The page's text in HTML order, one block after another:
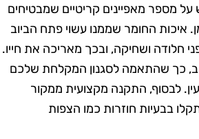
מאפיינים קריטיים שמבטיחים
החומר שממנו עשוי פתח הביוב
ושחיקה, ובכך מאריכה את חייו.
שהתאמה לסגנון המקלחת שלכם
לבסוף, התקנה מקצועית ממקור
חוזרות כמו הצפות